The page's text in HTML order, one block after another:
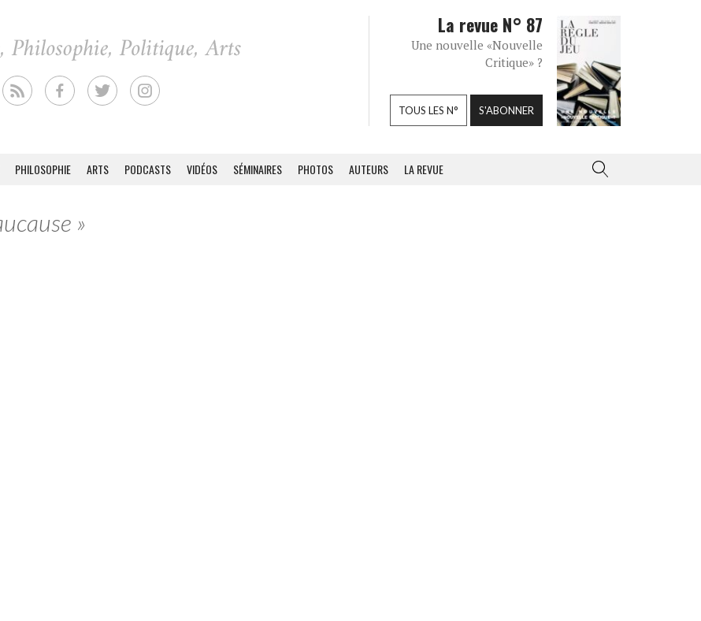
La revue N° 87
Une nouvelle «Nouvelle
Critique» ?
TOUS LES N° S'ABONNER
PHILOSOPHIE ARTS PODCASTS VIDÉOS SÉMINAIRES PHOTOS AUTEURS LA REVUE
»